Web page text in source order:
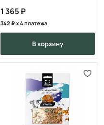
1 365
342 x 4 платежа
в корзину